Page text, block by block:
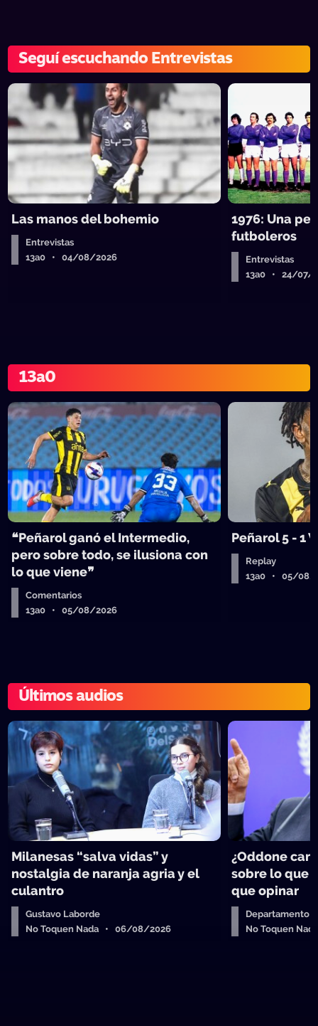
Seguí escuchando Entrevistas
Las manos del bohemio
Entrevistas
13a0 • 04/08/2026
1976: Una
futboleros
Entrevistas
13a0 • 24/07/
13a0
❝Peñarol ganó el Intermedio,
pero sobre todo, se ilusiona con
lo que viene❞
Comentarios
13a0 • 05/08/2026
Peñarol 5 - 1
Replay
13a0 • 05/08/
Últimos audios
Milanesas “salva vidas” y
nostalgia de naranja agria y el
culantro
Gustavo Laborde
No Toquen Nada • 06/08/2026
¿Oddone
sobre lo que
que opinar
Departamento
No Toquen